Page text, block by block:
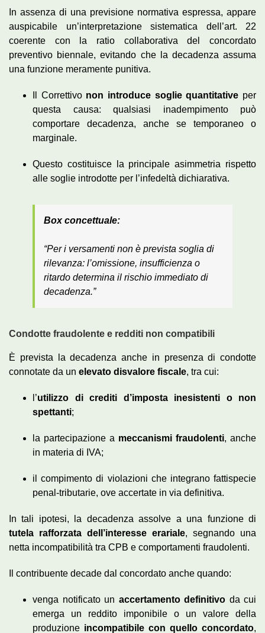
In assenza di una previsione normativa espressa, appare
auspicabile un’interpretazione sistematica dell’art. 22
coerente con la ratio collaborativa del concordato
preventivo biennale, evitando che la decadenza assuma
una funzione meramente punitiva.
Il Correttivo non introduce soglie quantitative per
questa causa: qualsiasi inadempimento può
comportare decadenza, anche se temporaneo o
marginale.
Questo costituisce la principale asimmetria rispetto
alle soglie introdotte per l’infedeltà dichiarativa.
Box concettuale:
“Per i versamenti non è prevista soglia di
rilevanza: l’omissione, insufficienza o
ritardo determina il rischio immediato di
decadenza.”
Condotte fraudolente e redditi non compatibili
È prevista la decadenza anche in presenza di condotte
connotate da un elevato disvalore fiscale, tra cui:
l’utilizzo di crediti d’imposta inesistenti o non
spettanti;
la partecipazione a meccanismi fraudolenti, anche
in materia di IVA;
il compimento di violazioni che integrano fattispecie
penal-tributarie, ove accertate in via definitiva.
In tali ipotesi, la decadenza assolve a una funzione di
tutela rafforzata dell’interesse erariale, segnando una
netta incompatibilità tra CPB e comportamenti fraudolenti.
Il contribuente decade dal concordato anche quando:
venga notificato un accertamento definitivo da cui
emerga un reddito imponibile o un valore della
produzione incompatibile con quello concordato,